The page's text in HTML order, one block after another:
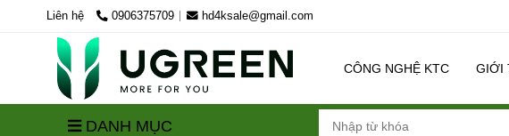
Liên hệ 0906375709 hd4ksale@gmail.com
CÔNG NGHỆ KTC GIỚI
DANH MỤC